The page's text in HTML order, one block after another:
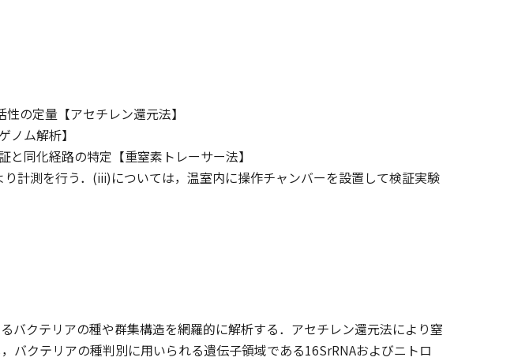
の定量【アセチレン還元法】
ノム解析】
と同化経路の特定【重窒素トレーサー法】
計測を行う．(iii)については，温室内に操作チャンバーを設置して検証実験
バクテリアの種や群集構造を網羅的に解析する．アセチレン還元法により窒
バクテリアの種判別に用いられる遺伝子領域である16SrRNAおよびニトロ